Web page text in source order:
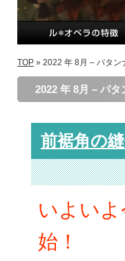
TOP » 2022 年 8月 – パタン
2022 年 8月 – パタ
前裾角の
いよい
始！